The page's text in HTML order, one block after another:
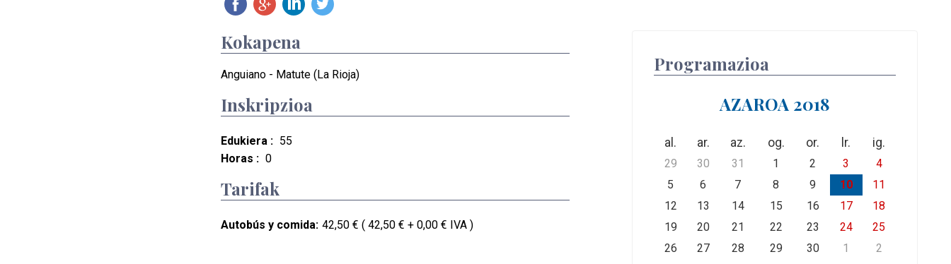
Kokapena
Anguiano - Matute (La Rioja)
Programazioa
AZAROA 2018
al. ar. az. og. or. lr. ig.
29 30 31 1 2 3
4
5
6 7 8 9 10
11
12
13 14 15 16 17
18
19
20 21 22 23 24
25
26
27 28 29 30 1
2
Inskripzioa
Edukiera : 55
Horas : 0
Tarifak
Autobús y comida: 42,50 € ( 42,50 € + 0,00 € IVA )